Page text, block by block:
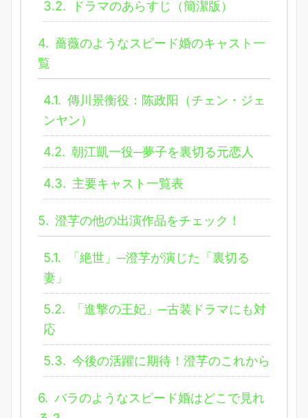
3.2. ドラマのあらすじ（簡潔版）
4. 薔薇のようなスピード婚のキャスト一
覧
4.1. 傳川景衡役：陈政阳（チェン・ジェ
ンヤン）
4.2. 朝江凱一役─夢子を裏切る元恋人
4.3. 主要キャスト一覧表
5. 澄芓の他の出演作品をチェック！
5.1.
「絶世」─澄芓が演じた「裏切る
妻」
5.2.
「進撃の王妃」─古装ドラマにも対
応
5.3. 今後の活躍に期待！澄芓のこれから
6. バラのようなスピード婚はどこで見れ